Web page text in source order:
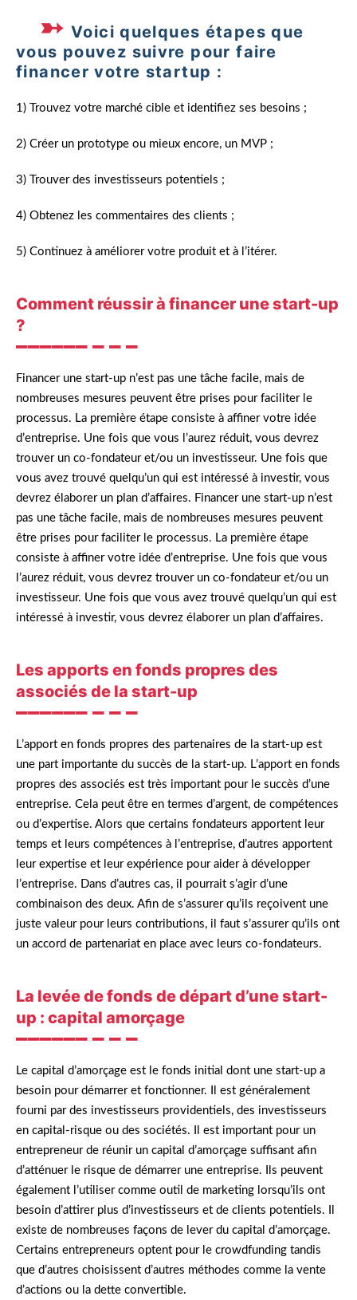
Voici quelques étapes que
vous pouvez suivre pour faire
financer votre startup :
1) Trouvez votre marché cible et identifiez ses besoins ;
2) Créer un prototype ou mieux encore, un MVP ;
3) Trouver des investisseurs potentiels ;
4) Obtenez les commentaires des clients ;
5) Continuez à améliorer votre produit et à l’itérer.
Comment réussir à financer une start-up
?
Financer une start-up n’est pas une tâche facile, mais de
nombreuses mesures peuvent être prises pour faciliter le
processus. La première étape consiste à affiner votre idée
d’entreprise. Une fois que vous l’aurez réduit, vous devrez
trouver un co-fondateur et/ou un investisseur. Une fois que
vous avez trouvé quelqu’un qui est intéressé à investir, vous
devrez élaborer un plan d’affaires. Financer une start-up n’est
pas une tâche facile, mais de nombreuses mesures peuvent
être prises pour faciliter le processus. La première étape
consiste à affiner votre idée d’entreprise. Une fois que vous
l’aurez réduit, vous devrez trouver un co-fondateur et/ou un
investisseur. Une fois que vous avez trouvé quelqu’un qui est
intéressé à investir, vous devrez élaborer un plan d’affaires.
Les apports en fonds propres des
associés de la start-up
L’apport en fonds propres des partenaires de la start-up est
une part importante du succès de la start-up. L’apport en fonds
propres des associés est très important pour le succès d’une
entreprise. Cela peut être en termes d’argent, de compétences
ou d’expertise. Alors que certains fondateurs apportent leur
temps et leurs compétences à l’entreprise, d’autres apportent
leur expertise et leur expérience pour aider à développer
l’entreprise. Dans d’autres cas, il pourrait s’agir d’une
combinaison des deux. Afin de s’assurer qu’ils reçoivent une
juste valeur pour leurs contributions, il faut s’assurer qu’ils ont
un accord de partenariat en place avec leurs co-fondateurs.
La levée de fonds de départ d’une start-
up : capital amorçage
Le capital d’amorçage est le fonds initial dont une start-up a
besoin pour démarrer et fonctionner. Il est généralement
fourni par des investisseurs providentiels, des investisseurs
en capital-risque ou des sociétés. Il est important pour un
entrepreneur de réunir un capital d’amorçage suffisant afin
d’atténuer le risque de démarrer une entreprise. Ils peuvent
également l’utiliser comme outil de marketing lorsqu’ils ont
besoin d’attirer plus d’investisseurs et de clients potentiels. Il
existe de nombreuses façons de lever du capital d’amorçage.
Certains entrepreneurs optent pour le crowdfunding tandis
que d’autres choisissent d’autres méthodes comme la vente
d’actions ou la dette convertible.